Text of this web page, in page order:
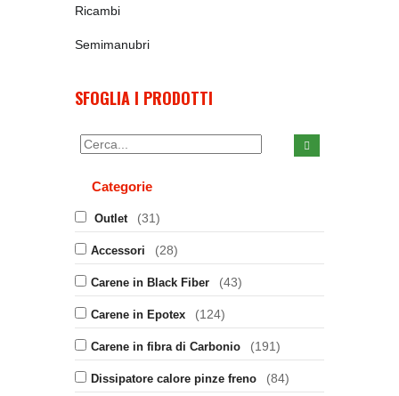
Ricambi
Semimanubri
SFOGLIA I PRODOTTI
Categorie
Outlet (31)
Accessori (28)
Carene in Black Fiber (43)
Carene in Epotex (124)
Carene in fibra di Carbonio (191)
Dissipatore calore pinze freno (84)